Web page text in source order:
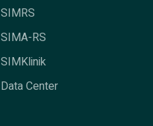
SIMRS
SIMA-RS
SIMKlinik
Data Center